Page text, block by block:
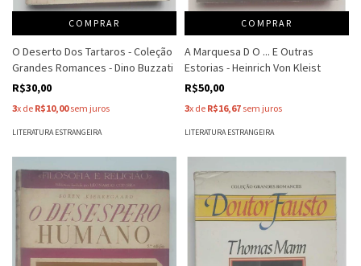
COMPRAR
O Deserto Dos Tartaros - Coleção
Grandes Romances - Dino Buzzati
R$30,00
3x de R$10,00sem juros
LITERATURA ESTRANGEIRA
COMPRAR
A Marquesa D O ... E Outras
Estorias - Heinrich Von Kleist
R$50,00
3x de R$16,67 sem juros
LITERATURA ESTRANGEIRA